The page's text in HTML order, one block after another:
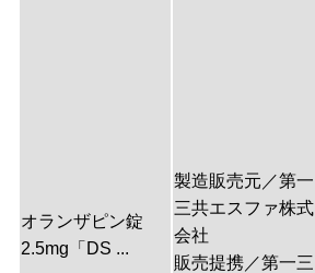
オランザピン錠
2.5mg「DS ...
製造販売元／第一
三共エスファ株式
会社
販売提携／第一三